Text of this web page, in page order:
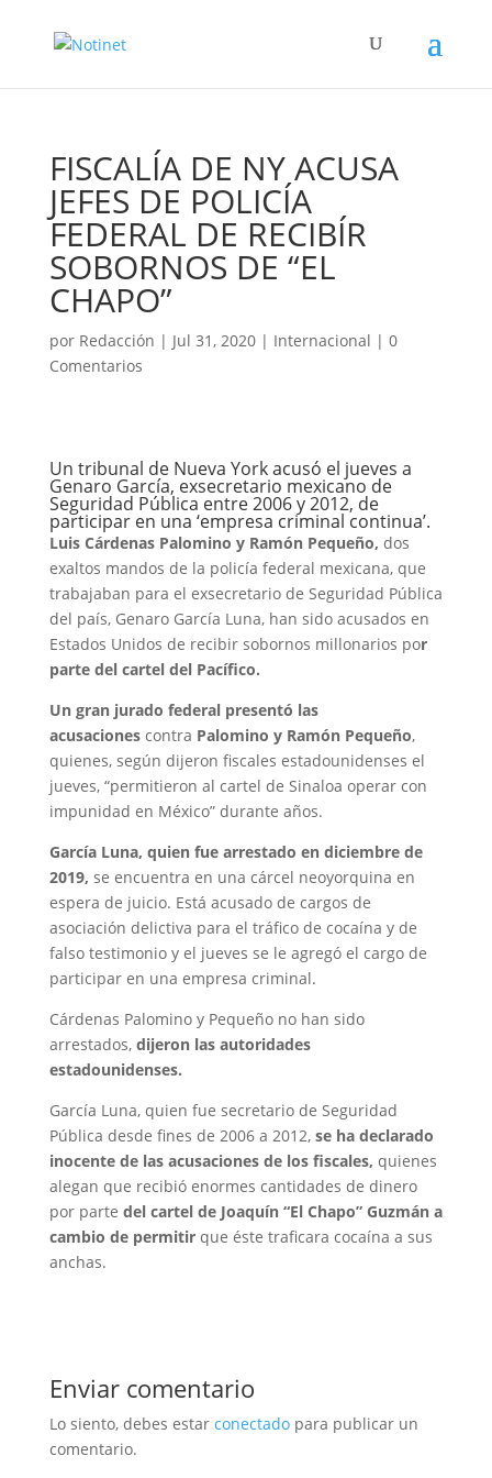
FISCALÍA DE NY ACUSA
JEFES DE POLICÍA
FEDERAL DE RECIBÍR
SOBORNOS DE “EL
CHAPO”
por Redacción | Jul 31, 2020| Internacional | 0
Comentarios
Un tribunal de Nueva York acusó el jueves a
Genaro García, exsecretario mexicano de
Seguridad Pública entre 2006 y 2012, de
participar en una ‘empresa criminal continua’.
Luis Cárdenas Palomino y Ramón Pequeño, dos
exaltos mandos de la policía federal mexicana, que
trabajaban para el exsecretario de Seguridad Pública
del país, Genaro García Luna, han sido acusados en
Estados Unidos de recibir sobornos millonarios por
parte del cartel del Pacífico.
Un gran jurado federal presentó las
acusacionescontra Palomino y Ramón Pequeño,
quienes, según dijeron fiscales estadounidenses el
jueves, “permitieron al cartel de Sinaloa operar con
impunidad en México” durante años.
García Luna, quien fue arrestado en diciembre de
2019, se encuentra en una cárcel neoyorquina en
espera de juicio. Está acusado de cargos de
asociación delictiva para el tráfico de cocaína y de
falso testimonio y el jueves se le agregó el cargo de
participar en una empresa criminal.
Cárdenas Palomino y Pequeño no han sido
arrestados,dijeron las autoridades
estadounidenses.
García Luna, quien fue secretario de Seguridad
Pública desde fines de 2006 a 2012, se ha declarado
inocente de las acusaciones de los fiscales, quienes
alegan que recibió enormes cantidades de dinero
por parte del cartel de Joaquín “El Chapo” Guzmán a
cambio de permitirque éste traficara cocaína a sus
anchas.
Enviar comentario
Lo siento, debes estar conectadopara publicar un
comentario.